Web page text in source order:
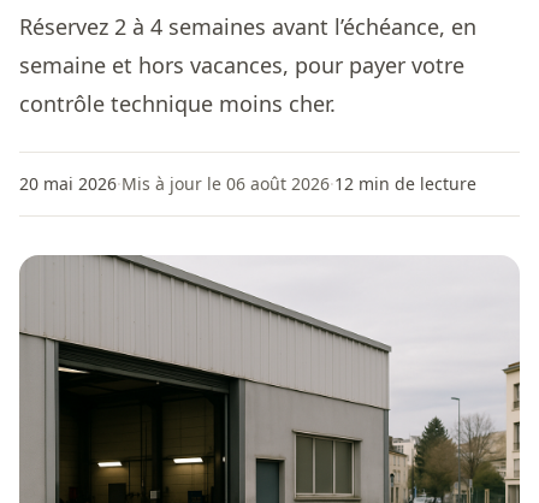
Réservez 2 à 4 semaines avant l’échéance, en
semaine et hors vacances, pour payer votre
contrôle technique moins cher.
20 mai 2026·Mis à jour le 06 août 2026·12 min de lecture